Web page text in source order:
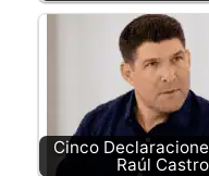
Cinco
Raúl